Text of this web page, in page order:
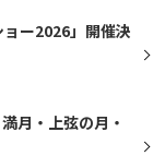
ー2026」開催決
月・上弦の月・